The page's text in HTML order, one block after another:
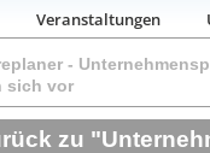
Veranstaltungen
-
sich vor
zu